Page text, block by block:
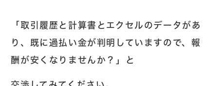
「取引履歴と計算書とエクセルのデータがあ
り、既に過払い金が判明していますので、報
酬が安くなりませんか？」と